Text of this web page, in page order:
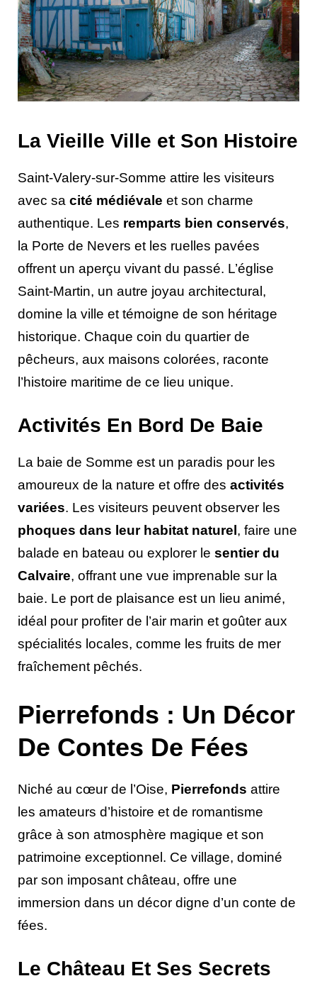
La Vieille Ville et Son Histoire
Saint-Valery-sur-Somme attire les visiteurs
avec sa cité médiévale et son charme
authentique. Les remparts bien conservés,
la Porte de Nevers et les ruelles pavées
offrent un aperçu vivant du passé. L’église
Saint-Martin, un autre joyau architectural,
domine la ville et témoigne de son héritage
historique. Chaque coin du quartier de
pêcheurs, aux maisons colorées, raconte
l’histoire maritime de ce lieu unique.
Activités En Bord De Baie
La baie de Somme est un paradis pour les
amoureux de la nature et offre des activités
variées. Les visiteurs peuvent observer les
phoques dans leur habitat naturel , faire une
balade en bateau ou explorer le sentier du
Calvaire, offrant une vue imprenable sur la
baie. Le port de plaisance est un lieu animé,
idéal pour profiter de l’air marin et goûter aux
spécialités locales, comme les fruits de mer
fraîchement pêchés.
Pierrefonds : Un Décor
De Contes De Fées
Niché au cœur de l’Oise, Pierrefonds attire
les amateurs d’histoire et de romantisme
grâce à son atmosphère magique et son
patrimoine exceptionnel. Ce village, dominé
par son imposant château, offre une
immersion dans un décor digne d’un conte de
fées.
Le Château Et Ses Secrets